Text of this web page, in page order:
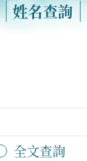
姓名查詢
全文查詢